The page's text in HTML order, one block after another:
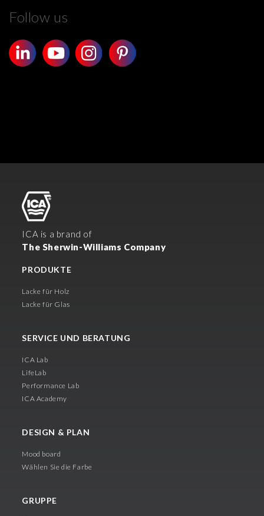
Follow us
ICA is a brand of
The Sherwin-Williams Company
PRODUKTE
Lacke für Holz
Lacke für Glas
SERVICE UND BERATUNG
ICA Lab
LifeLab
Performance Lab
ICA Academy
DESIGN & PLAN
Mood board
Wählen Sie die Farbe
GRUPPE